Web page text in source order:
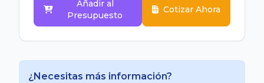
Añadir al
Presupuesto
Cotizar Ahora
¿Necesitas más información?